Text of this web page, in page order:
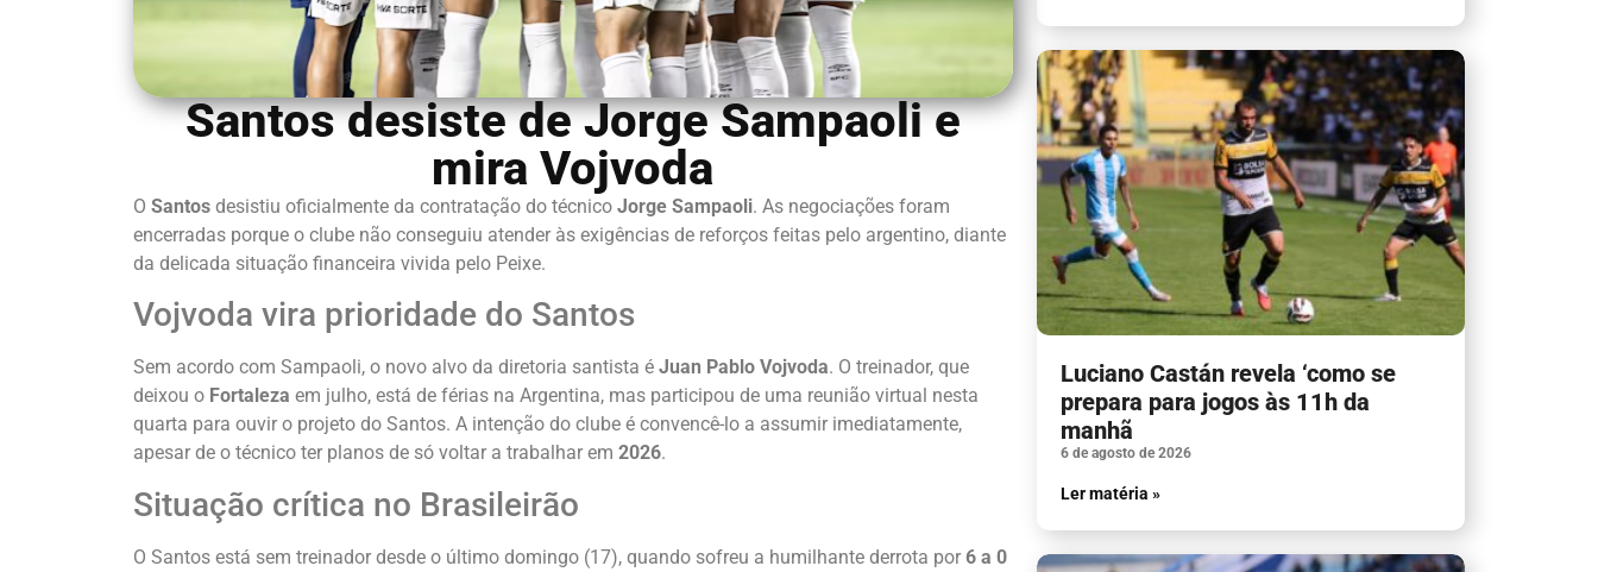
Santos desiste de Jorge Sampaoli e
mira Vojvoda
O Santos desistiu oficialmente da contratação do técnico Jorge Sampaoli. As negociações foram
encerradas porque o clube não conseguiu atender às exigências de reforços feitas pelo argentino, diante
da delicada situação financeira vivida pelo Peixe.
Vojvoda vira prioridade do Santos
Sem acordo com Sampaoli, o novo alvo da diretoria santista é Juan Pablo Vojvoda. O treinador, que
deixou o Fortaleza em julho, está de férias na Argentina, mas participou de uma reunião virtual nesta
quarta para ouvir o projeto do Santos. A intenção do clube é convencê-lo a assumir imediatamente,
apesar de o técnico ter planos de só voltar a trabalhar em 2026.
Situação crítica no Brasileirão
O Santos está sem treinador desde o último domingo (17), quando sofreu a humilhante derrota por 6 a 0
Luciano Castán revela ‘como se
prepara para jogos às 11h da
manhã
6 de agosto de 2026
Ler matéria »